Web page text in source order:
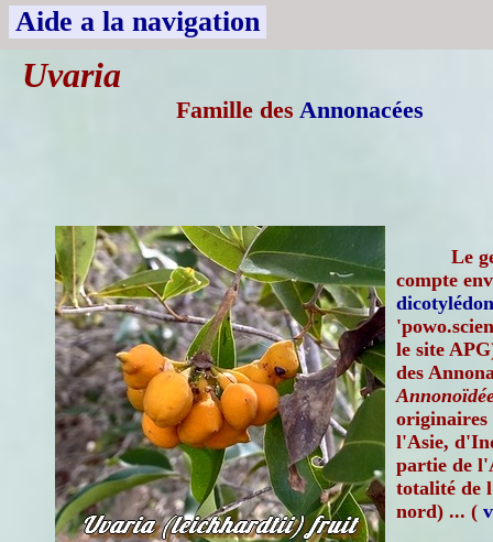
Aide a la navigation
Uvaria
Famille des Annonacées
Le
compte
le site
des
originaires
l'Asie,
partie de
totalité de
nord) ... (